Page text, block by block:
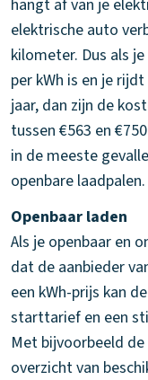
hangt af van je
elektrische auto
kilometer. Dus als
per kWh is en je
jaar, dan zijn de
tussen €563 en
in de meeste
openbare laadpalen.
Openbaar laden
Als je openbaar en
dat de aanbieder
een kWh-prijs kan
starttarief en een
Met bijvoorbeeld de
overzicht van